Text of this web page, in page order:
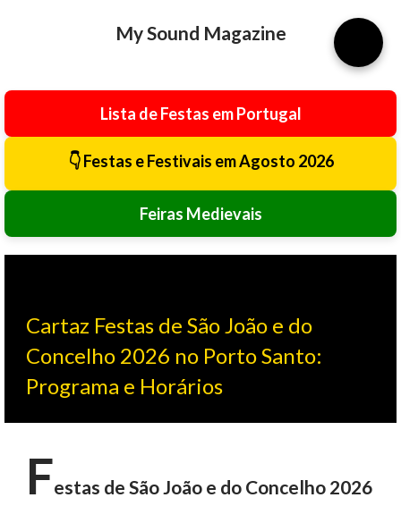
My Sound Magazine
Lista de Festas em Portugal
👇 Festas e Festivais em Agosto 2026
Feiras Medievais
Cartaz Festas de São João e do
Concelho 2026 no Porto Santo:
Programa e Horários
Festas de São João e do Concelho 2026